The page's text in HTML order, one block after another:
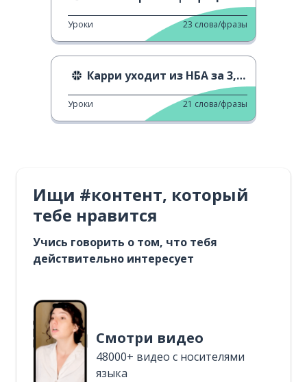
Уроки 23 слова/фразы
Карри уходит из НБА за 3,9 секунды
Уроки 21 слова/фразы
Ищи #контент, который
тебе нравится
Учись говорить о том, что тебя
действительно интересует
Смотри видео
48000+ видео с носителями
языка